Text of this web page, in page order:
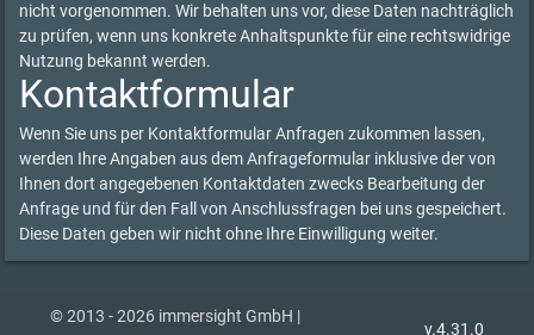
nicht vorgenommen. Wir behalten uns vor, diese Daten nachträglich
zu prüfen, wenn uns konkrete Anhaltspunkte für eine rechtswidrige
Nutzung bekannt werden.
Kontaktformular
Wenn Sie uns per Kontaktformular Anfragen zukommen lassen,
werden Ihre Angaben aus dem Anfrageformular inklusive der von
Ihnen dort angegebenen Kontaktdaten zwecks Bearbeitung der
Anfrage und für den Fall von Anschlussfragen bei uns gespeichert.
Diese Daten geben wir nicht ohne Ihre Einwilligung weiter.
© 2013 - 2026 immersight GmbH |
v.4.31.0